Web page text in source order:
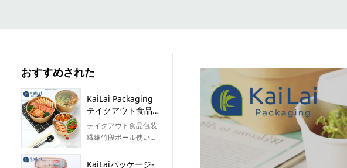
おすすめされた
KaiLai Packaging
テイクアウト食品包
装 使い捨て紙サラ
ダボウルカップ 蓋
テイクアウト食品包装
繊維竹段ボール使い捨
プ印刷蓋付き、高い売
KaiLaiパッケージ-